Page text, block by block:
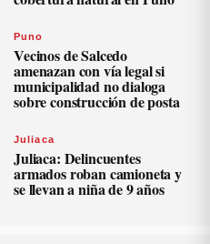
Puno
Vecinos de Salcedo
amenazan con vía legal si
municipalidad no dialoga
sobre construcción de posta
Juliaca
Juliaca: Delincuentes
armados roban camioneta y
se llevan a niña de 9 años